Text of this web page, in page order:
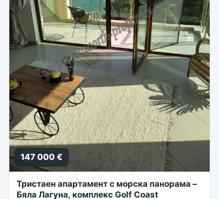
147 000 €
Тристаен апартамент с морска панорама –
Бяла Лагуна, комплекс Golf Coast